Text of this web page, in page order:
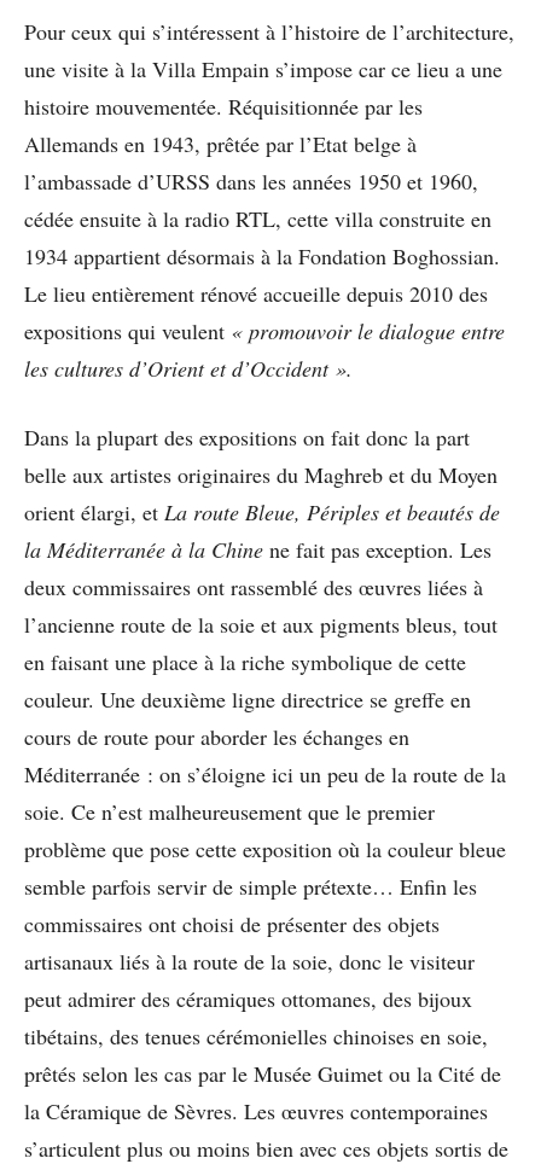
Pour ceux qui s’intéressent à l’histoire de l’architecture,
une visite à la Villa Empain s’impose car ce lieu a une
histoire mouvementée. Réquisitionnée par les
Allemands en 1943, prêtée par l’Etat belge à
l’ambassade d’URSS dans les années 1950 et 1960,
cédée ensuite à la radio RTL, cette villa construite en
1934 appartient désormais à la Fondation Boghossian.
Le lieu entièrement rénové accueille depuis 2010 des
expositions qui veulent « promouvoir le dialogue entre
les cultures d’Orient et d’Occident ».
Dans la plupart des expositions on fait donc la part
belle aux artistes originaires du Maghreb et du Moyen
orient élargi, et La route Bleue, Périples et beautés de
la Méditerranée à la Chine ne fait pas exception. Les
deux commissaires ont rassemblé des œuvres liées à
l’ancienne route de la soie et aux pigments bleus, tout
en faisant une place à la riche symbolique de cette
couleur. Une deuxième ligne directrice se greffe en
cours de route pour aborder les échanges en
Méditerranée : on s’éloigne ici un peu de la route de la
soie. Ce n’est malheureusement que le premier
problème que pose cette exposition où la couleur bleue
semble parfois servir de simple prétexte… Enfin les
commissaires ont choisi de présenter des objets
artisanaux liés à la route de la soie, donc le visiteur
peut admirer des céramiques ottomanes, des bijoux
tibétains, des tenues cérémonielles chinoises en soie,
prêtés selon les cas par le Musée Guimet ou la Cité de
la Céramique de Sèvres. Les œuvres contemporaines
s’articulent plus ou moins bien avec ces objets sortis de